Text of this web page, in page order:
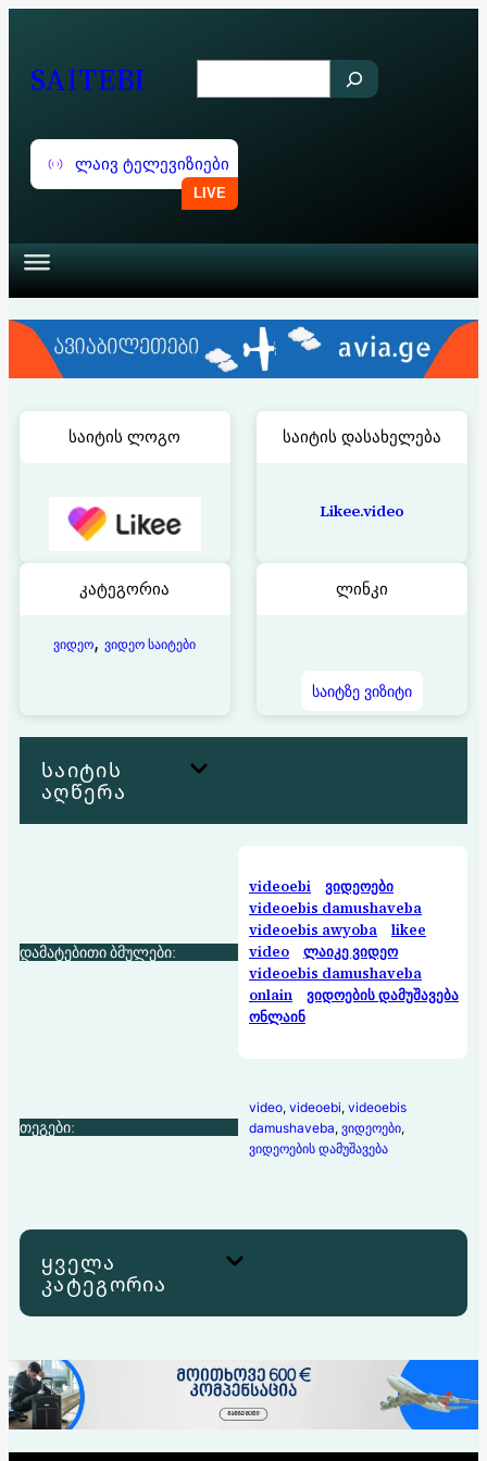
SAITEBI
e
a
r
c
ლაივ ტელევიზიები
საიტის ლოგო საიტის დასახელება
Likee.video
კატეგორია
ვიდეო, ვიდეო საიტები
ლინკი
საიტზე ვიზიტი
საიტის
აღწერა
დამატებითი ბმულები:
videoebi
ვიდეოები
videoebis damushaveba
videoebis awyoba
likee
video
ლაიკე ვიდეო
videoebis damushaveba
onlain
ვიდოების დამუშავება
ონლაინ
თეგები:
video, videoebi, videoebis
damushaveba, ვიდეოები
ვიდეოების დამუშავება
ყველა
კატეგორია